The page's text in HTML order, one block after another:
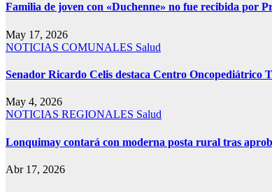
Familia de joven con «Duchenne» no fue recibida por
May 17, 2026
NOTICIAS COMUNALES Salud
Senador Ricardo Celis destaca Centro Oncopediátrico
May 4, 2026
NOTICIAS REGIONALES Salud
Lonquimay contará con moderna posta rural tras
Abr 17, 2026